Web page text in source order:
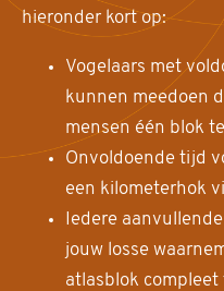
hieronder kort op:
Vogelaars met
kunnen meedoen
mensen één blok
Onvoldoende tijd
een kilometerhok
Iedere
jouw losse
atlasblok compleet